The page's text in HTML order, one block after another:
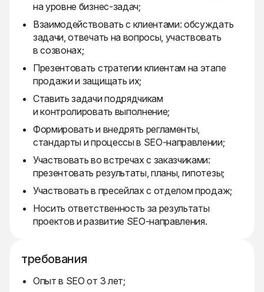
на уровне бизнес-задач;
Взаимодействовать с клиентами: обсуждать
задачи, отвечать на вопросы, участвовать
в созвонах;
Презентовать стратегии клиентам на этапе
продажи и защищать их;
Ставить задачи подрядчикам
и контролировать выполнение;
Формировать и внедрять регламенты,
стандарты и процессы в SEO-направлении;
Участвовать во встречах с заказчиками:
презентовать результаты, планы, гипотезы;
Участвовать в пресейлах с отделом продаж;
Носить ответственность за результаты
проектов и развитие SEO-направления.
требования
Опыт в SEO от 3 лет;